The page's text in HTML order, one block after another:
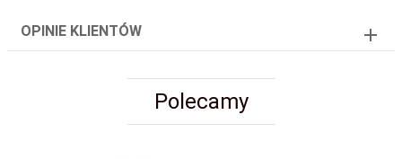
OPINIE KLIENTÓW
Polecamy